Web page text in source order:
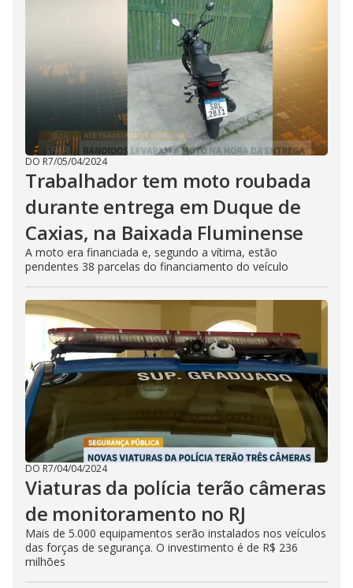
DO R7/05/04/2024
Trabalhador tem moto roubada
durante entrega em Duque de
Caxias, na Baixada Fluminense
A moto era financiada e, segundo a vítima, estão
pendentes 38 parcelas do financiamento do veículo
DO R7/04/04/2024
Viaturas da polícia terão câmeras
de monitoramento no RJ
Mais de 5.000 equipamentos serão instalados nos veículos
das forças de segurança. O investimento é de R$ 236
milhões